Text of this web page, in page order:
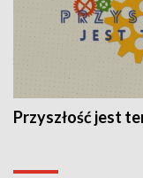
Przyszłość jest